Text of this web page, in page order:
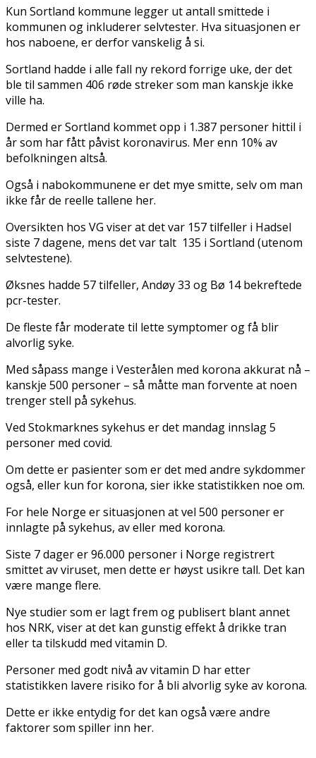
Kun Sortland kommune legger ut antall smittede i
kommunen og inkluderer selvtester. Hva situasjonen er
hos naboene, er derfor vanskelig å si.
Sortland hadde i alle fall ny rekord forrige uke, der det
ble til sammen 406 røde streker som man kanskje ikke
ville ha.
Dermed er Sortland kommet opp i 1.387 personer hittil i
år som har fått påvist koronavirus. Mer enn 10% av
befolkningen altså.
Også i nabokommunene er det mye smitte, selv om man
ikke får de reelle tallene her.
Oversikten hos VG viser at det var 157 tilfeller i Hadsel
siste 7 dagene, mens det var talt 135 i Sortland (utenom
selvtestene).
Øksnes hadde 57 tilfeller, Andøy 33 og Bø 14 bekreftede
pcr-tester.
De fleste får moderate til lette symptomer og få blir
alvorlig syke.
Med såpass mange i Vesterålen med korona akkurat nå –
kanskje 500 personer – så måtte man forvente at noen
trenger stell på sykehus.
Ved Stokmarknes sykehus er det mandag innslag 5
personer med covid.
Om dette er pasienter som er det med andre sykdommer
også, eller kun for korona, sier ikke statistikken noe om.
For hele Norge er situasjonen at vel 500 personer er
innlagte på sykehus, av eller med korona.
Siste 7 dager er 96.000 personer i Norge registrert
smittet av viruset, men dette er høyst usikre tall. Det kan
være mange flere.
Nye studier som er lagt frem og publisert blant annet
hos NRK, viser at det kan gunstig effekt å drikke tran
eller ta tilskudd med vitamin D.
Personer med godt nivå av vitamin D har etter
statistikken lavere risiko for å bli alvorlig syke av korona.
Dette er ikke entydig for det kan også være andre
faktorer som spiller inn her.